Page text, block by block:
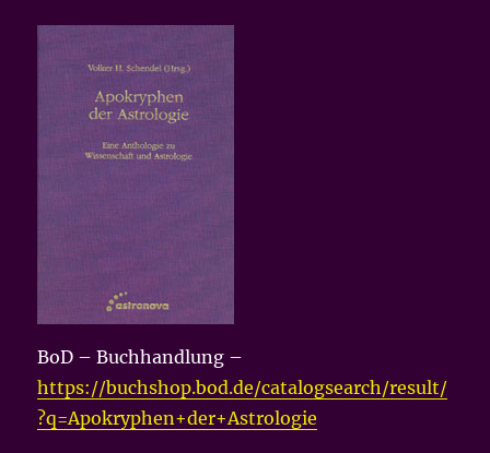
BoD – Buchhandlung –
https://buchshop.bod.de/catalogsearch/result/
?q=Apokryphen+der+Astrologie